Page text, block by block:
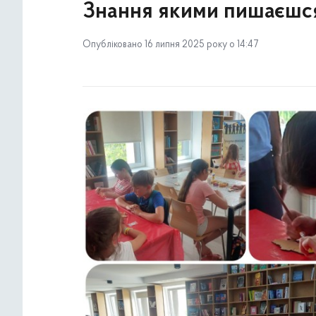
Знання якими
Опубліковано 16 липня 2025 року о 14:47